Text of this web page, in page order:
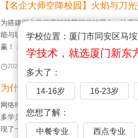
学校位置：厦门市同安区马
学技术，就选厦门新东
多大了：
14-16岁 16-23岁
您想了解：
中餐专业 西点专业
【名企大师空降校园】火焰与刀
为搭建深入学习烹饪技艺精华的平台，让
能与职业素养，汲取更多实用的烹饪知识，
赢！ 来自味道空间餐饮管理有限公司……
2025-08-08
为什么择校一定要实地考察？因为
网络时代，我们可以借助互联网获得许许
多学员都是通过网络的各个渠道找到学校招
现了一个严重的问题部分学员怕麻……